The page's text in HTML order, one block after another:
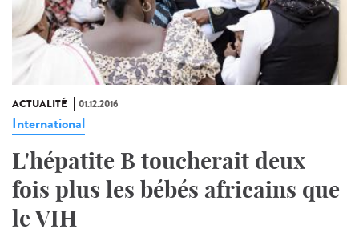
ACTUALITÉ 01.12.2016
International
L'hépatite B toucherait deux
fois plus les bébés africains que
le VIH